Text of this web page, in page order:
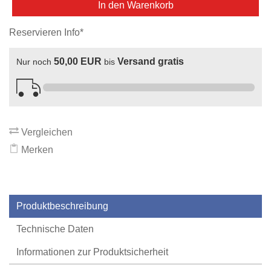
In den Warenkorb
Reservieren Info*
Nur noch 50,00 EUR bis Versand gratis
Vergleichen
Merken
Produktbeschreibung
Technische Daten
Informationen zur Produktsicherheit